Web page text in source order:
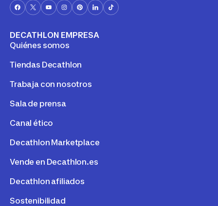
DECATHLON EMPRESA
Quiénes somos
Tiendas Decathlon
Trabaja con nosotros
Sala de prensa
Canal ético
Decathlon Marketplace
Vende en Decathlon.es
Decathlon afiliados
Sostenibilidad